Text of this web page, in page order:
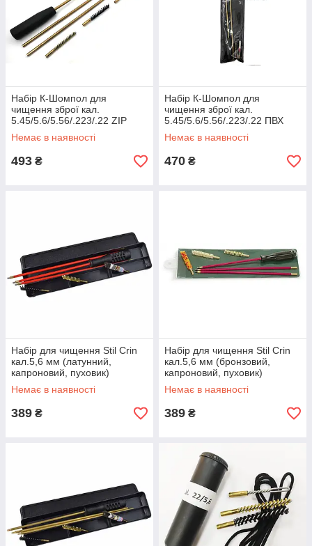
Набір К-Шомпол для
чищення зброї кал.
5.45/5.6/5.56/.223/.22 ZIP
(синтетика, латунь, пуховик)
05015
Немає в наявності
493 ₴
Набір К-Шомпол для
чищення зброї кал.
5.45/5.6/5.56/.223/.22 ПВХ
(синтетика, латунь, пуховик)
05001
Немає в наявності
470 ₴
Набір для чищення Stil Crin
кал.5,6 мм (латунний,
капроновий, пуховик)
Немає в наявності
389 ₴
Набір для чищення Stil Crin
кал.5,6 мм (бронзовий,
капроновий, пуховик)
Немає в наявності
389 ₴